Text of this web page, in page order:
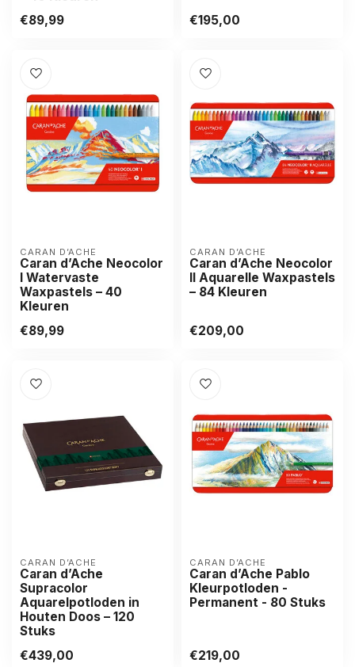
€89,99
€195,00
CARAN D’ACHE
Caran d’Ache Neocolor
I Watervaste
Waxpastels – 40
Kleuren
€89,99
CARAN D’ACHE
Caran d’Ache Neocolor
II Aquarelle Waxpastels
– 84 Kleuren
€209,00
CARAN D’ACHE
Caran d’Ache
Supracolor
Aquarelpotloden in
Houten Doos – 120
Stuks
€439,00
CARAN D’ACHE
Caran d’Ache Pablo
Kleurpotloden -
Permanent - 80 Stuks
€219,00